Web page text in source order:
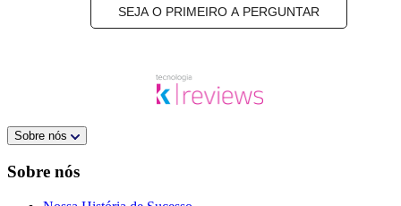
SEJA O PRIMEIRO A PERGUNTAR
Sobre nós
Sobre nós